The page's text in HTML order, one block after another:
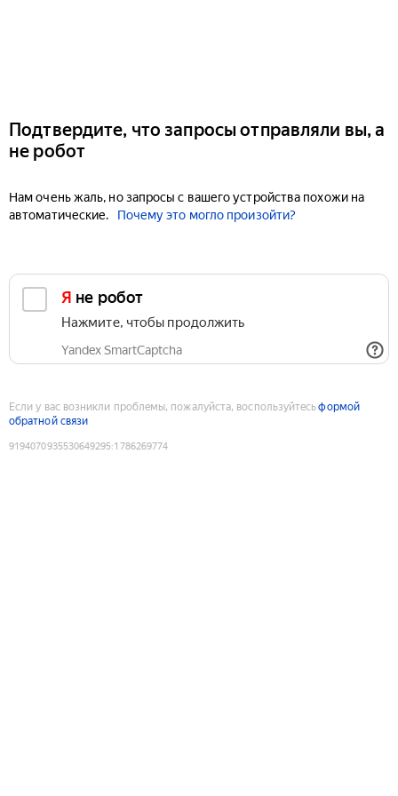
Подтвердите, что запросы отправляли вы, а
не робот
Нам очень жаль, но запросы с вашего устройства похожи на
автоматические.
Почему это могло произойти?
Я не робот
Нажмите, чтобы продолжить
Yandex SmartCaptcha
Если у вас возникли проблемы, пожалуйста, воспользуйтесьформой
обратной связи
9194070935530649295:1786269774